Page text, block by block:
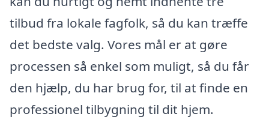
tilbud fra lokale fagfolk, så du kan træffe
det bedste valg. Vores mål er at gøre
processen så enkel som muligt, så du får
den hjælp, du har brug for, til at finde en
professionel tilbygning til dit hjem.